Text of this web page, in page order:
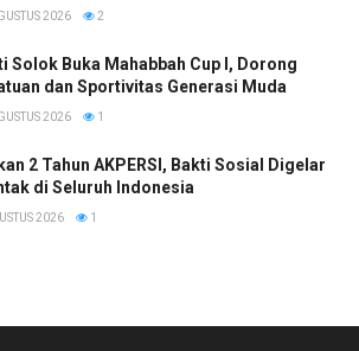
2026 2
Solok Buka Mahabbah Cup I, Dorong
dan Sportivitas Generasi Muda
2026 1
2 Tahun AKPERSI, Bakti Sosial Digelar
di Seluruh Indonesia
2026 1